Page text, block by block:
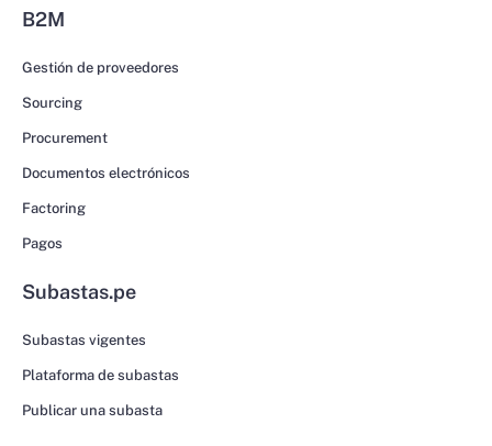
B2M
Gestión de proveedores
Sourcing
Procurement
Documentos electrónicos
Factoring
Pagos
Subastas.pe
Subastas vigentes
Plataforma de subastas
Publicar una subasta